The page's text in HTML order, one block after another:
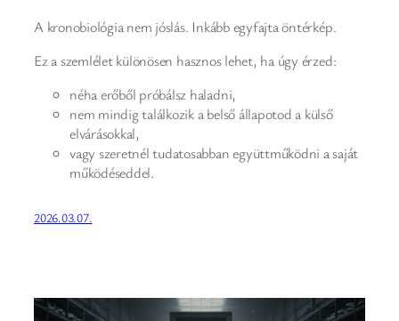
A kronobiológia nem jóslás. Inkább egyfajta öntérkép.
Ez a szemlélet különösen hasznos lehet, ha úgy érzed:
néha erőből próbálsz haladni,
nem mindig találkozik a belső állapotod a külső
elvárásokkal,
vagy szeretnél tudatosabban együttműködni a saját
működéseddel.
2026.03.07.